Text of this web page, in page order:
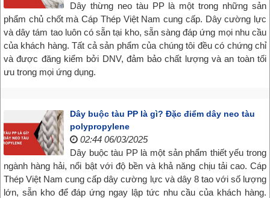
Dây thừng neo tàu PP là một trong những sản
phẩm chủ chốt mà Cáp Thép Việt Nam cung cấp. Dây cường lực
và dây tám tao luôn có sẵn tại kho, sẵn sàng đáp ứng mọi nhu cầu
của khách hàng. Tất cả sản phẩm của chúng tôi đều có chứng chỉ
và được đăng kiểm bởi DNV, đảm bảo chất lượng và an toàn tối
ưu trong mọi ứng dụng.
Dây buộc tàu PP là gì? Đặc điểm dây neo tàu
polypropylene
02:44 06/03/2025
Dây buộc tàu PP là một sản phẩm thiết yếu trong
ngành hàng hải, nổi bật với độ bền và khả năng chịu tải cao. Cáp
Thép Việt Nam cung cấp dây cường lực và dây 8 tao với số lượng
lớn, sẵn kho để đáp ứng ngay lập tức nhu cầu của khách hàng.